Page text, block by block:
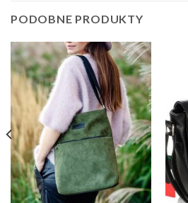
PODOBNE PRODUKTY